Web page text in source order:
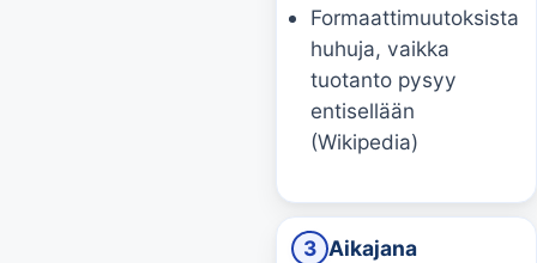
Formaattimuutoksista
huhuja, vaikka
tuotanto pysyy
entisellään
(Wikipedia)
3 Aikajana